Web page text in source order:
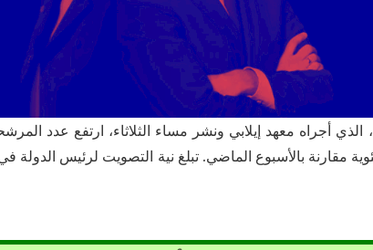
وبحسب استطلاع الرأي الجديد 2022، الذي أجراه معهد إيلابي ونشر مساء